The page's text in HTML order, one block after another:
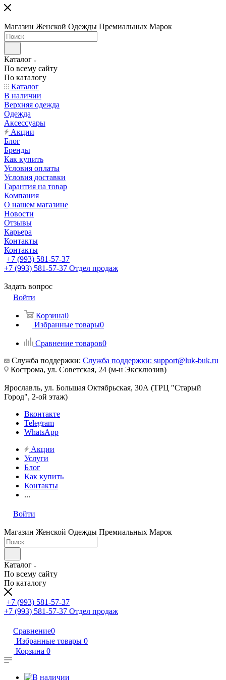
Магазин Женской Одежды Премиальных Марок
Каталог
По всему сайту
По каталогу
Каталог
В наличии
Верхняя одежда
Одежда
Аксессуары
Акции
Блог
Бренды
Как купить
Условия оплаты
Условия доставки
Гарантия на товар
Компания
О нашем магазине
Новости
Отзывы
Карьера
Контакты
Контакты
+7 (993) 581-57-37
+7 (993) 581-57-37 Отдел продаж
Задать вопрос
Войти
Корзина0
Избранные товары0
Сравнение товаров0
Служба поддержки: Служба поддержки: support@luk-buk.ru
Кострома, ул. Советская, 24 (м-н Эксклюзив)
Ярославль, ул. Большая Октябрьская, 30А (ТРЦ "Старый
Город", 2-ой этаж)
Вконтакте
Telegram
WhatsApp
Акции
Услуги
Блог
Как купить
Контакты
...
Войти
Магазин Женской Одежды Премиальных Марок
Каталог
По всему сайту
По каталогу
+7 (993) 581-57-37
+7 (993) 581-57-37 Отдел продаж
Сравнение0
Избранные товары 0
Корзина 0